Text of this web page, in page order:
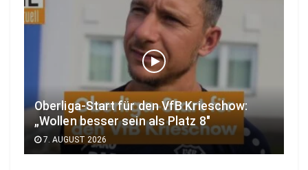
Oberliga-Start für den VfB Krieschow:
„Wollen besser sein als Platz 8″
7. AUGUST 2026